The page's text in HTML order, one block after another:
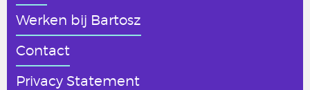
Werken bij Bartosz
Contact
Privacy Statement